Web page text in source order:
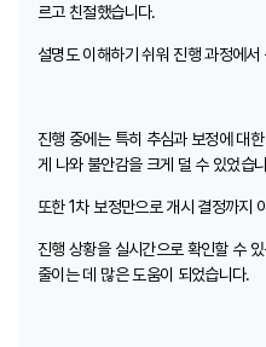
르고 친절했습니다.
설명도 이해하기 쉬워 진행 과정에
진행 중에는 특히 추심과 보정에 대
게 나와 불안감을 크게 덜 수 있었습
또한 1차 보정만으로 개시 결정까지
진행 상황을 실시간으로 확인할 수
줄이는 데 많은 도움이 되었습니다.